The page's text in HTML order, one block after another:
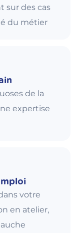
sur des cas
du métier
de la
expertise
votre
en atelier,